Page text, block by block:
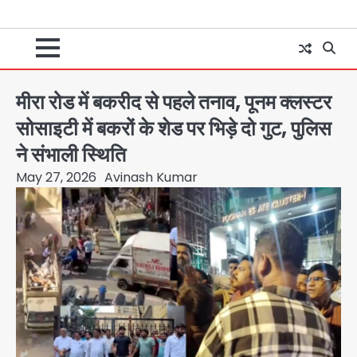
मीरा रोड में बकरीद से पहले तनाव, पूनम क्लस्टर
सोसाइटी में बकरों के शेड पर भिड़े दो गुट, पुलिस
ने संभाली स्थिति
May 27, 2026 Avinash Kumar